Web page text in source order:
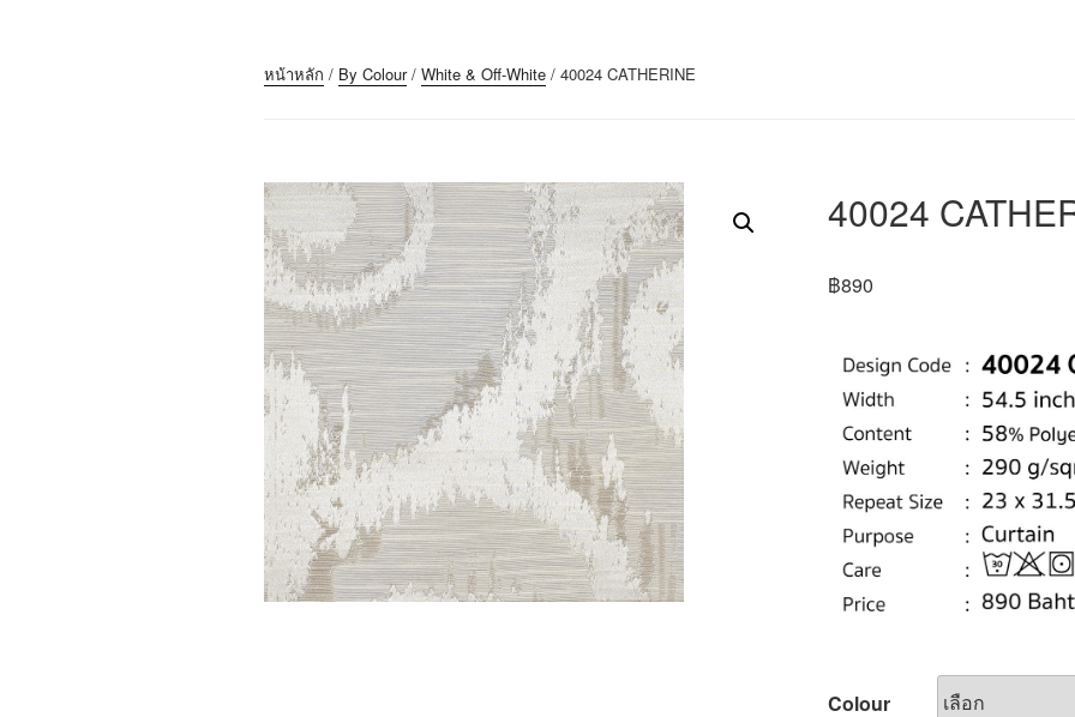
หน้าหลัก / By Colour/ White & Off-White / 40024 CATHERINE
40024
฿890
Colour